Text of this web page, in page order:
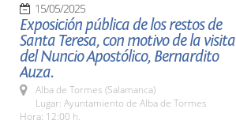
15/05/2025
Exposición pública de los restos de
Santa Teresa, con motivo de la visita
del Nuncio Apostólico, Bernardito
Auza.
Alba de Tormes (Salamanca)
Lugar: Ayuntamiento de Alba de Tormes
Hora: 12:00 h.